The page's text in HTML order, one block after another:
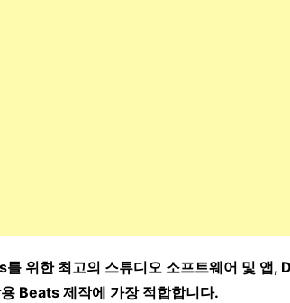
위한 최고의 스튜디오 소프트웨어 및 앱,
Beats 제작에 가장 적합합니다.